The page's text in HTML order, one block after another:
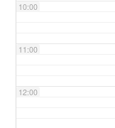
10:00
11:00
12:00